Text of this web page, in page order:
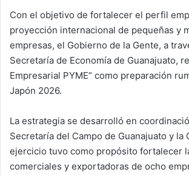
Con el objetivo de fortalecer el perfil
proyección internacional de pequeñas y
empresas, el Gobierno de la Gente, a
Secretaría de Economía de Guanajuato,
Empresarial PYME” como preparación
Japón 2026.
La estrategia se desarrolló en
Secretaría del Campo de Guanajuato y la
ejercicio tuvo como propósito fortalecer
comerciales y exportadoras de ocho